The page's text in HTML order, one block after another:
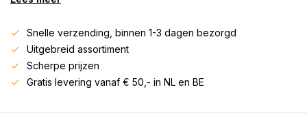
Snelle verzending, binnen 1-3 dagen bezorgd
Uitgebreid assortiment
Scherpe prijzen
Gratis levering vanaf € 50,- in NL en BE